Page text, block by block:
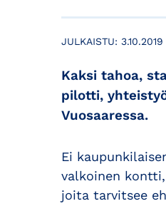
JULKAISTU: 3.10.2019
Kaksi tahoa,
pilotti,
Vuosaaressa.
Ei
valkoinen
joita tarvitsee